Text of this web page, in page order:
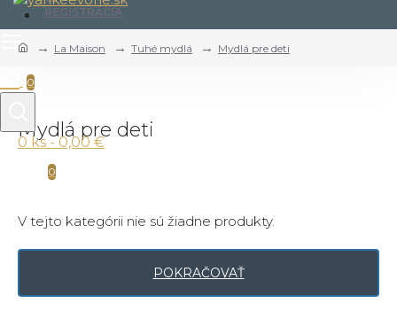
REGISTRÁCIA
0
0 ks - 0,00 €
0
La Maison Tuhé mydlá Mydlá pre deti
Mydlá pre deti
V tejto kategórii nie sú žiadne produkty.
POKRAČOVAŤ